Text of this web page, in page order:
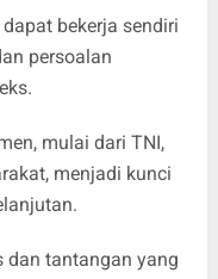
bekerja sendiri
persoalan
mulai dari TNI,
menjadi kunci
dan tantangan yang